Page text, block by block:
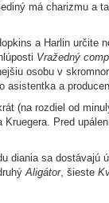
má charizmu a
a Harlin určite
Vražedný
osobu v
asistentka a
(na rozdiel od
Pred
sa dostávajú
Aligátor, šieste